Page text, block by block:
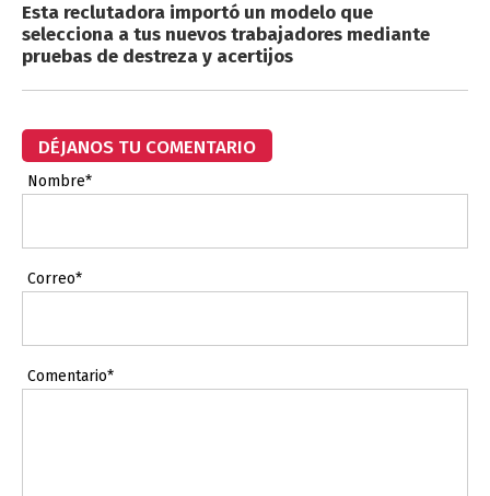
Esta reclutadora importó un modelo que
selecciona a tus nuevos trabajadores mediante
pruebas de destreza y acertijos
DÉJANOS TU COMENTARIO
Nombre*
Correo*
Comentario*